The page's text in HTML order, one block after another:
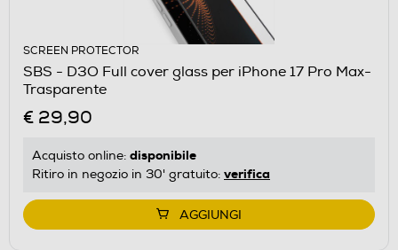
SCREEN PROTECTOR
SBS - D3O Full cover glass per iPhone 17 Pro Max-
Trasparente
€ 29,90
Acquisto online: disponibile
Ritiro in negozio in 30' gratuito: verifica
AGGIUNGI